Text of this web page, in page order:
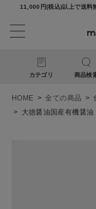
11,000円(税込)以上で送料
カテゴリ 商品検
HOME 全ての商品
大徳醤油国産有機醤油